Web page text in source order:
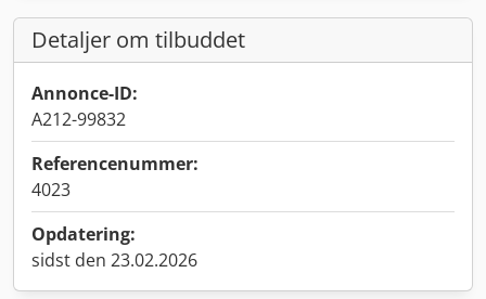
Detaljer om tilbuddet
Annonce-ID:
A212-99832
Referencenummer:
4023
Opdatering:
sidst den 23.02.2026